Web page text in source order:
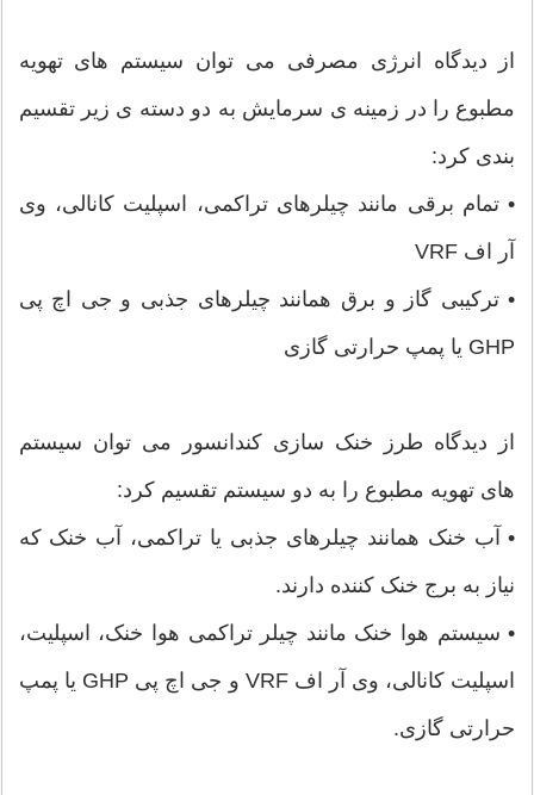
از دیدگاه انرژی مصرفی می توان سیستم های تهویه
مطبوع را در زمینه ی سرمایش به دو دسته ی زیر تقسیم
بندی کرد:
• تمام برقی مانند چیلرهای تراکمی، اسپلیت کانالی، وی
آر اف VRF
• ترکیبی گاز و برق همانند چیلرهای جذبی و جی اچ پی
GHP یا پمپ حرارتی گازی
از دیدگاه طرز خنک سازی کندانسور می توان سیستم
های تهویه مطبوع را به دو سیستم تقسیم کرد:
• آب خنک همانند چیلرهای جذبی یا تراکمی، آب خنک که
نیاز به برج خنک کننده دارند.
• سیستم هوا خنک مانند چیلر تراکمی هوا خنک، اسپلیت،
اسپلیت کانالی، وی آر اف VRF و جی اچ پی GHP یا پمپ
حرارتی گازی.